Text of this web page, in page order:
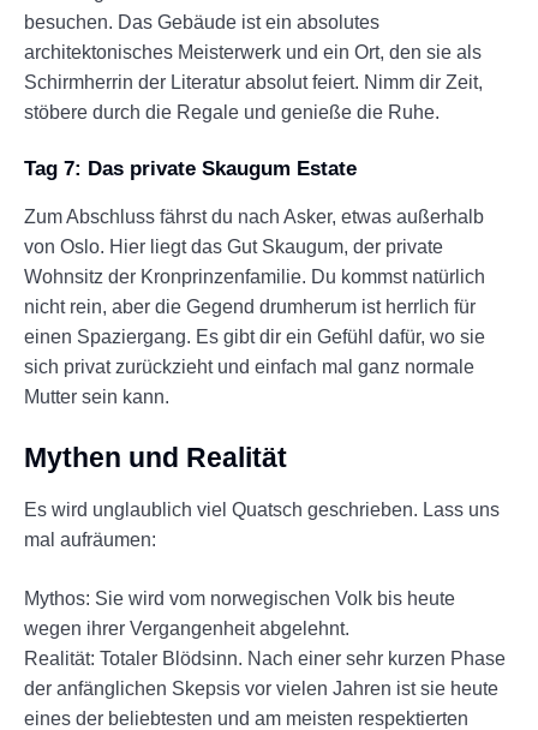
besuchen. Das Gebäude ist ein absolutes
architektonisches Meisterwerk und ein Ort, den sie als
Schirmherrin der Literatur absolut feiert. Nimm dir Zeit,
stöbere durch die Regale und genieße die Ruhe.
Tag 7: Das private Skaugum Estate
Zum Abschluss fährst du nach Asker, etwas außerhalb
von Oslo. Hier liegt das Gut Skaugum, der private
Wohnsitz der Kronprinzenfamilie. Du kommst natürlich
nicht rein, aber die Gegend drumherum ist herrlich für
einen Spaziergang. Es gibt dir ein Gefühl dafür, wo sie
sich privat zurückzieht und einfach mal ganz normale
Mutter sein kann.
Mythen und Realität
Es wird unglaublich viel Quatsch geschrieben. Lass uns
mal aufräumen:
Mythos: Sie wird vom norwegischen Volk bis heute
wegen ihrer Vergangenheit abgelehnt.
Realität: Totaler Blödsinn. Nach einer sehr kurzen Phase
der anfänglichen Skepsis vor vielen Jahren ist sie heute
eines der beliebtesten und am meisten respektierten